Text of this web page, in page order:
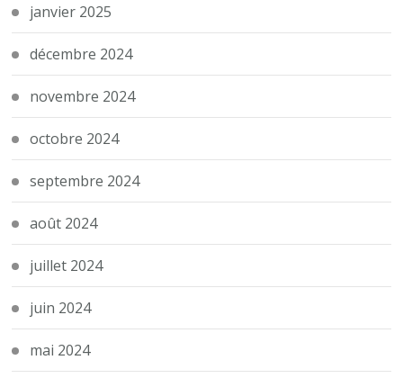
janvier 2025
décembre 2024
novembre 2024
octobre 2024
septembre 2024
août 2024
juillet 2024
juin 2024
mai 2024